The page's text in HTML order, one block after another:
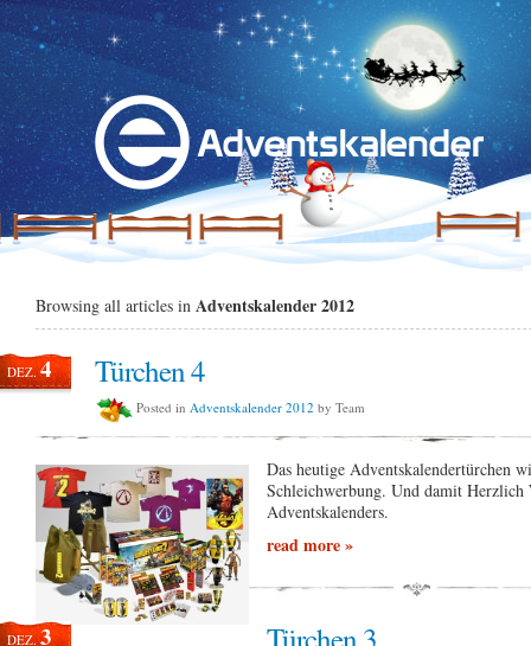
Browsing all articles in Adventskalender 2012
DEZ.4 Türchen 4
Posted in Adventskalender 2012 by Team
Das heutige Adventskalendertürchen
Schleichwerbung. Und damit Herzlich
Adventskalenders.
read more »
DEZ.3 Türchen 3